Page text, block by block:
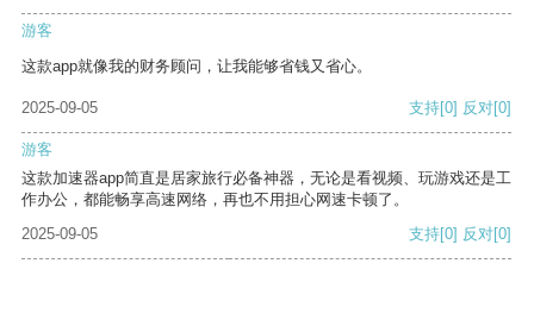
游客
这款app就像我的财务顾问，让我能够省钱又省心。
2025-09-05 支持[0] 反对[0]
游客
这款加速器app简直是居家旅行必备神器，无论是看视频、玩游戏还是工
作办公，都能畅享高速网络，再也不用担心网速卡顿了。
2025-09-05
支持[0] 反对[0]